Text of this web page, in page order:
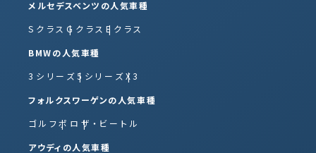
メルセデスベンツの人気車種
SクラスGクラスEクラス
BMWの人気車種
3シリーズ5シリーズX3
フォルクスワーゲンの人気車種
ゴルフポロ ザ・ビートル
アウディの人気車種